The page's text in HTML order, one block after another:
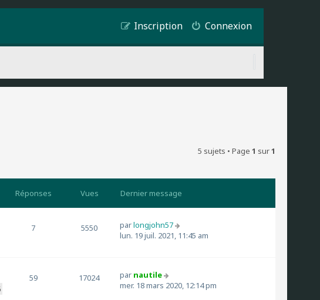
Connexion
Inscription
5 sujets • Page 1 sur1
Réponses Vues Dernier message
7 5550 parlongjohn57
lun. 19 juil. 2021, 11:45 am
59 17024 par nautile
mer. 18 mars 2020, 12:14 pm